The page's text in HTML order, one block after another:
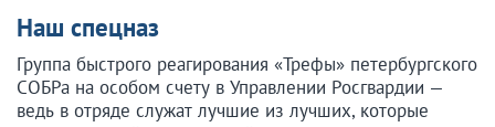
Наш спецназ
Группа быстрого реагирования «Трефы» петербургского
СОБРа на особом счету в Управлении Росгвардии —
ведь в отряде служат лучшие из лучших, которые